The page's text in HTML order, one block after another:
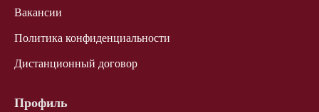
Вакансии
Политика конфиденциальности
Дистанционный договор
Профиль